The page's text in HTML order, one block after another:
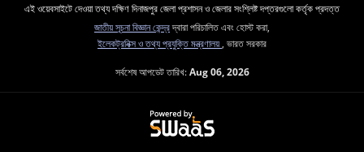
এই ওয়েবসাইটে দেওয়া তথ্য দক্ষিণ দিনাজপুর জেলা প্রশাসন ও জেলার সংশ্লিষ্ট দপ্তরগুলো কর্তৃক প্রদত্ত
জাতীয় সূচনা বিজ্ঞান কেন্দ্রদ্বারা পরিচালিত এবং হোস্ট করা,
ইলেকট্রনিক্স ও তথ্য প্রযুক্তি মন্ত্রণালয় , ভারত সরকার
সর্বশেষ আপডেট তারিখ:Aug 06, 2026